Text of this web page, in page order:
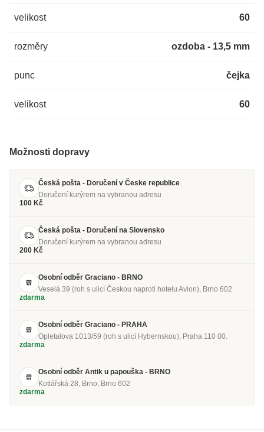
velikost 60
rozměry ozdoba - 13,5 mm
punc čejka
velikost 60
Možnosti dopravy
Česká pošta - Doručení v Česke republice
Doručení kurýrem na vybranou adresu
100 Kč
Česká pošta - Doručení na Slovensko
Doručení kurýrem na vybranou adresu
200 Kč
Osobní odběr Graciano - BRNO
Veselá 39 (roh s ulicí Českou naproti hotelu Avion), Brno 602
zdarma
Osobní odběr Graciano - PRAHA
Opletalova 1013/59 (roh s ulicí Hybernskou), Praha 110 00.
zdarma
Osobní odběr Antik u papouška - BRNO
Kotlářská 28, Brno, Brno 602
zdarma